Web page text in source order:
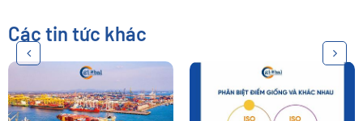
Các tin tức khác